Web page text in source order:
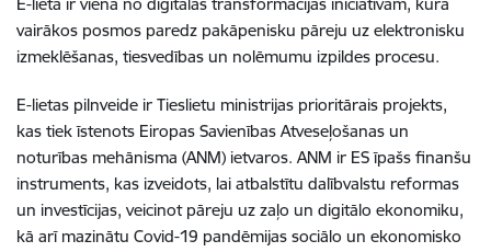
vairākos posmos paredz pakāpenisku pāreju uz elektronisku
izmeklēšanas, tiesvedības un nolēmumu izpildes procesu.
E-lietas pilnveide ir Tieslietu ministrijas prioritārais projekts,
kas tiek īstenots Eiropas Savienības Atveseļošanas un
noturības mehānisma (ANM) ietvaros. ANM ir ES īpašs finanšu
instruments, kas izveidots, lai atbalstītu dalībvalstu reformas
un investīcijas, veicinot pāreju uz zaļo un digitālo ekonomiku,
kā arī mazinātu Covid-19 pandēmijas sociālo un ekonomisko